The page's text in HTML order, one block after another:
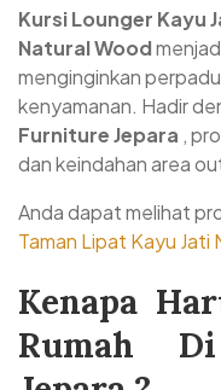
Kursi Lounger Kayu
Natural Wood
menginginkan
kenyamanan. Hadir
Furniture Jepara ,
dan keindahan area
Anda dapat melihat
Taman Lipat Kayu Jati
Kenapa
Rumah